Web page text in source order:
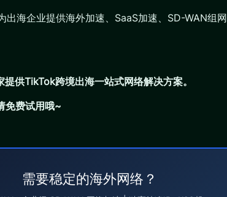
海企业提供海外加速、SaaS加速、SD-WAN组
供TikTok跨境出海一站式网络解决方案。
免费试用哦~
需要稳定的海外网络？